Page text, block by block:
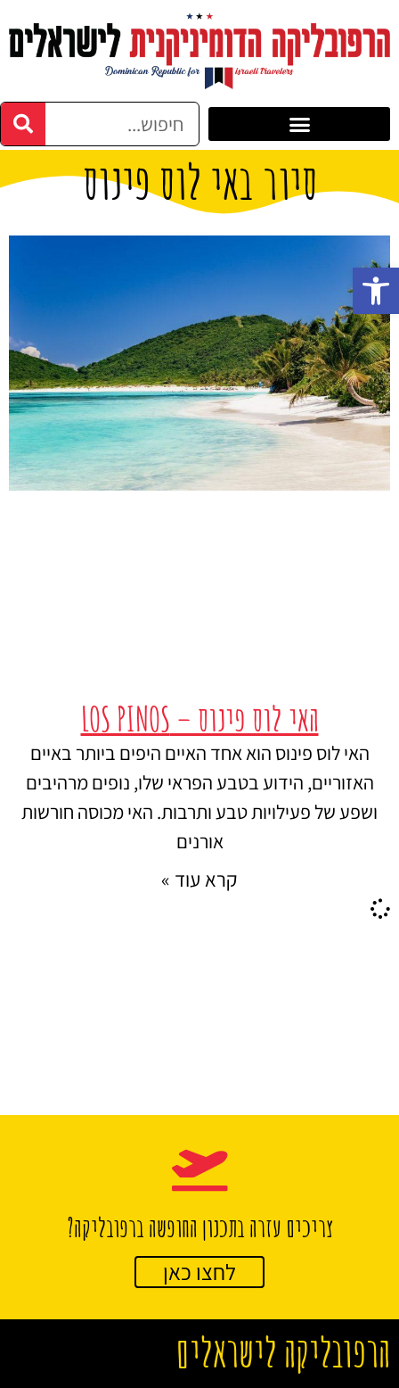
סיור באי לוס פינוס
האי לוס פינוס – LOS PINOS
האי לוס פינוס הוא אחד האיים היפים ביותר באיים
האזוריים, הידוע בטבע הפראי שלו, נופים מרהיבים
ושפע של פעילויות טבע ותרבות. האי מכוסה חורשות
אורנים
קרא עוד »
צריכים עזרה בתכנון החופשה ברפובליקה?
לחצו כאן
הרפובליקה לישראלים
פתח סרגל נגישות